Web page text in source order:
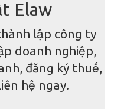
Elaw
lập công ty
doanh nghiệp,
đăng ký thuế,
hệ ngay.